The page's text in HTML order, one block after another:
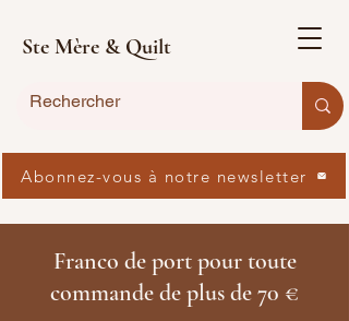
Ste Mère & Quilt
Franco de port pour toute
commande de plus de 70 €
Abonnez-vous à notre newsletter